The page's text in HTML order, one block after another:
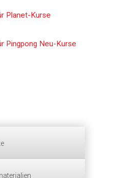
Planet-Kurse
Pingpong Neu-Kurse